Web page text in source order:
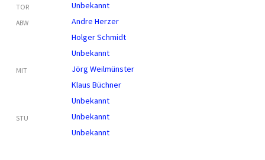
TOR Unbekannt
ABW
Andre Herzer
Holger Schmidt
Unbekannt
MIT
Jörg Weilmünster
Klaus Büchner
Unbekannt
STU
Unbekannt
Unbekannt